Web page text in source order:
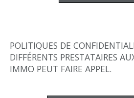
POLITIQUES DE
DIFFÉRENTS PRESTATAIRES
IMMO PEUT FAIRE APPEL.